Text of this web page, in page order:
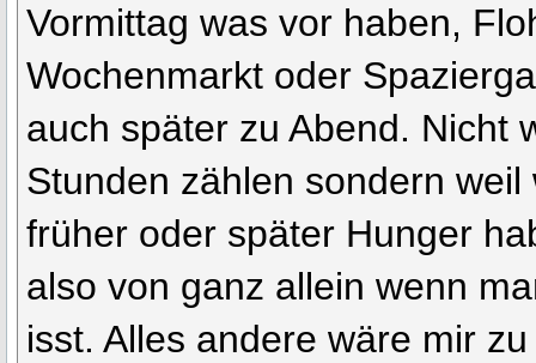
Vormittag was vor haben,
Wochenmarkt oder
auch später zu Abend. Nicht
Stunden zählen sondern
früher oder später Hunger
also von ganz allein wenn
isst. Alles andere wäre mir